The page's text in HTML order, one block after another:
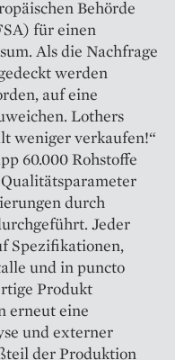
Behörde
für einen
Als die Nachfrage
werden
auf eine
Lothers
weniger verkaufen!“
60.000 Rohstoffe
durch
Jeder
Spezifikationen,
und in puncto
Produkt
erneut eine
und externer
der Produktion